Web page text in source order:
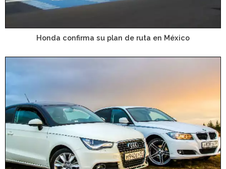
Honda confirma su plan de ruta en México